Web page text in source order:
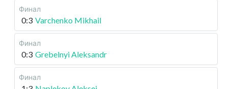
Финал
0:3 Varchenko Mikhail
Финал
0:3 Grebelnyi Aleksandr
Финал